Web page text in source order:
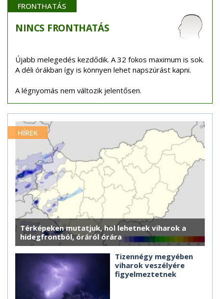
FRONTHATÁS
NINCS FRONTHATÁS
Újabb melegedés kezdődik. A 32 fokos maximum is sok.
A déli órákban így is könnyen lehet napszúrást kapni.
A légnyomás nem változik jelentősen.
HÍREK
Térképeken mutatjuk, hol lehetnek viharok a
hidegfrontból, óráról órára
Tizennégy megyében
viharok veszélyére
figyelmeztetnek